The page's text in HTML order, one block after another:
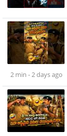
2 min -2 days ago